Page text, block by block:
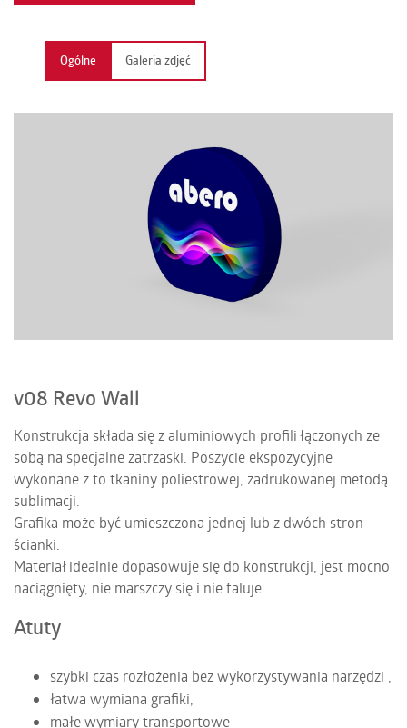
GALERIA
KONTAKT
Ogólne Galeria zdjęć
v08 Revo Wall
Konstrukcja składa się z aluminiowych profili łączonych ze
sobą na specjalne zatrzaski. Poszycie ekspozycyjne
wykonane z to tkaniny poliestrowej, zadrukowanej metodą
sublimacji.
Grafika może być umieszczona jednej lub z dwóch stron
ścianki.
Materiał idealnie dopasowuje się do konstrukcji, jest mocno
naciągnięty, nie marszczy się i nie faluje.
Atuty
szybki czas rozłożenia bez wykorzystywania narzędzi ,
łatwa wymiana grafiki,
małe wymiary transportowe